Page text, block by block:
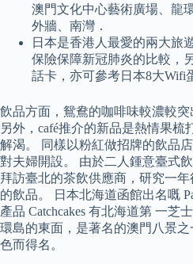
澳門文化中心藝術廣場、龍
外牆、南灣．
日本是香港人最愛的兩大旅
保險保障新冠肺炎的比較，
話卡，亦可參考日本8大Wifi
飲品方面，鴛鴦的咖啡味較濃較突
另外，café推介的新品是熱情果
解渴。 同樣以粉紅做招牌的飲品
對夫婦開設。 由於二人鍾意臺式
拜訪臺北的茶飲供應商，研究一
的飲品。 日本北海道函館出名嘅
產品 Catchcakes 有北海道第 一芝
環島的東面，是著名的澳門八景
色而得名。